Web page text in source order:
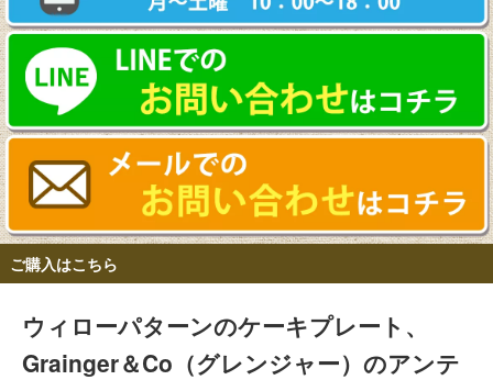
ご購入はこちら
ウィローパターンのケーキプレート、
Grainger＆Co（グレンジャー）のアンテ